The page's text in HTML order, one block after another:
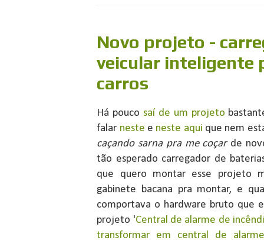
Novo projeto -
veicular inteligente
carros
Há poucosaí de um projeto
falar neste e neste aqui que nem
caçando sarna pra me coçarde
tão esperado carregador de
que quero montar esse projeto
gabinete bacana pra montar, e
comportava o hardware bruto que
projeto 'Central de alarme de
transformar em central de